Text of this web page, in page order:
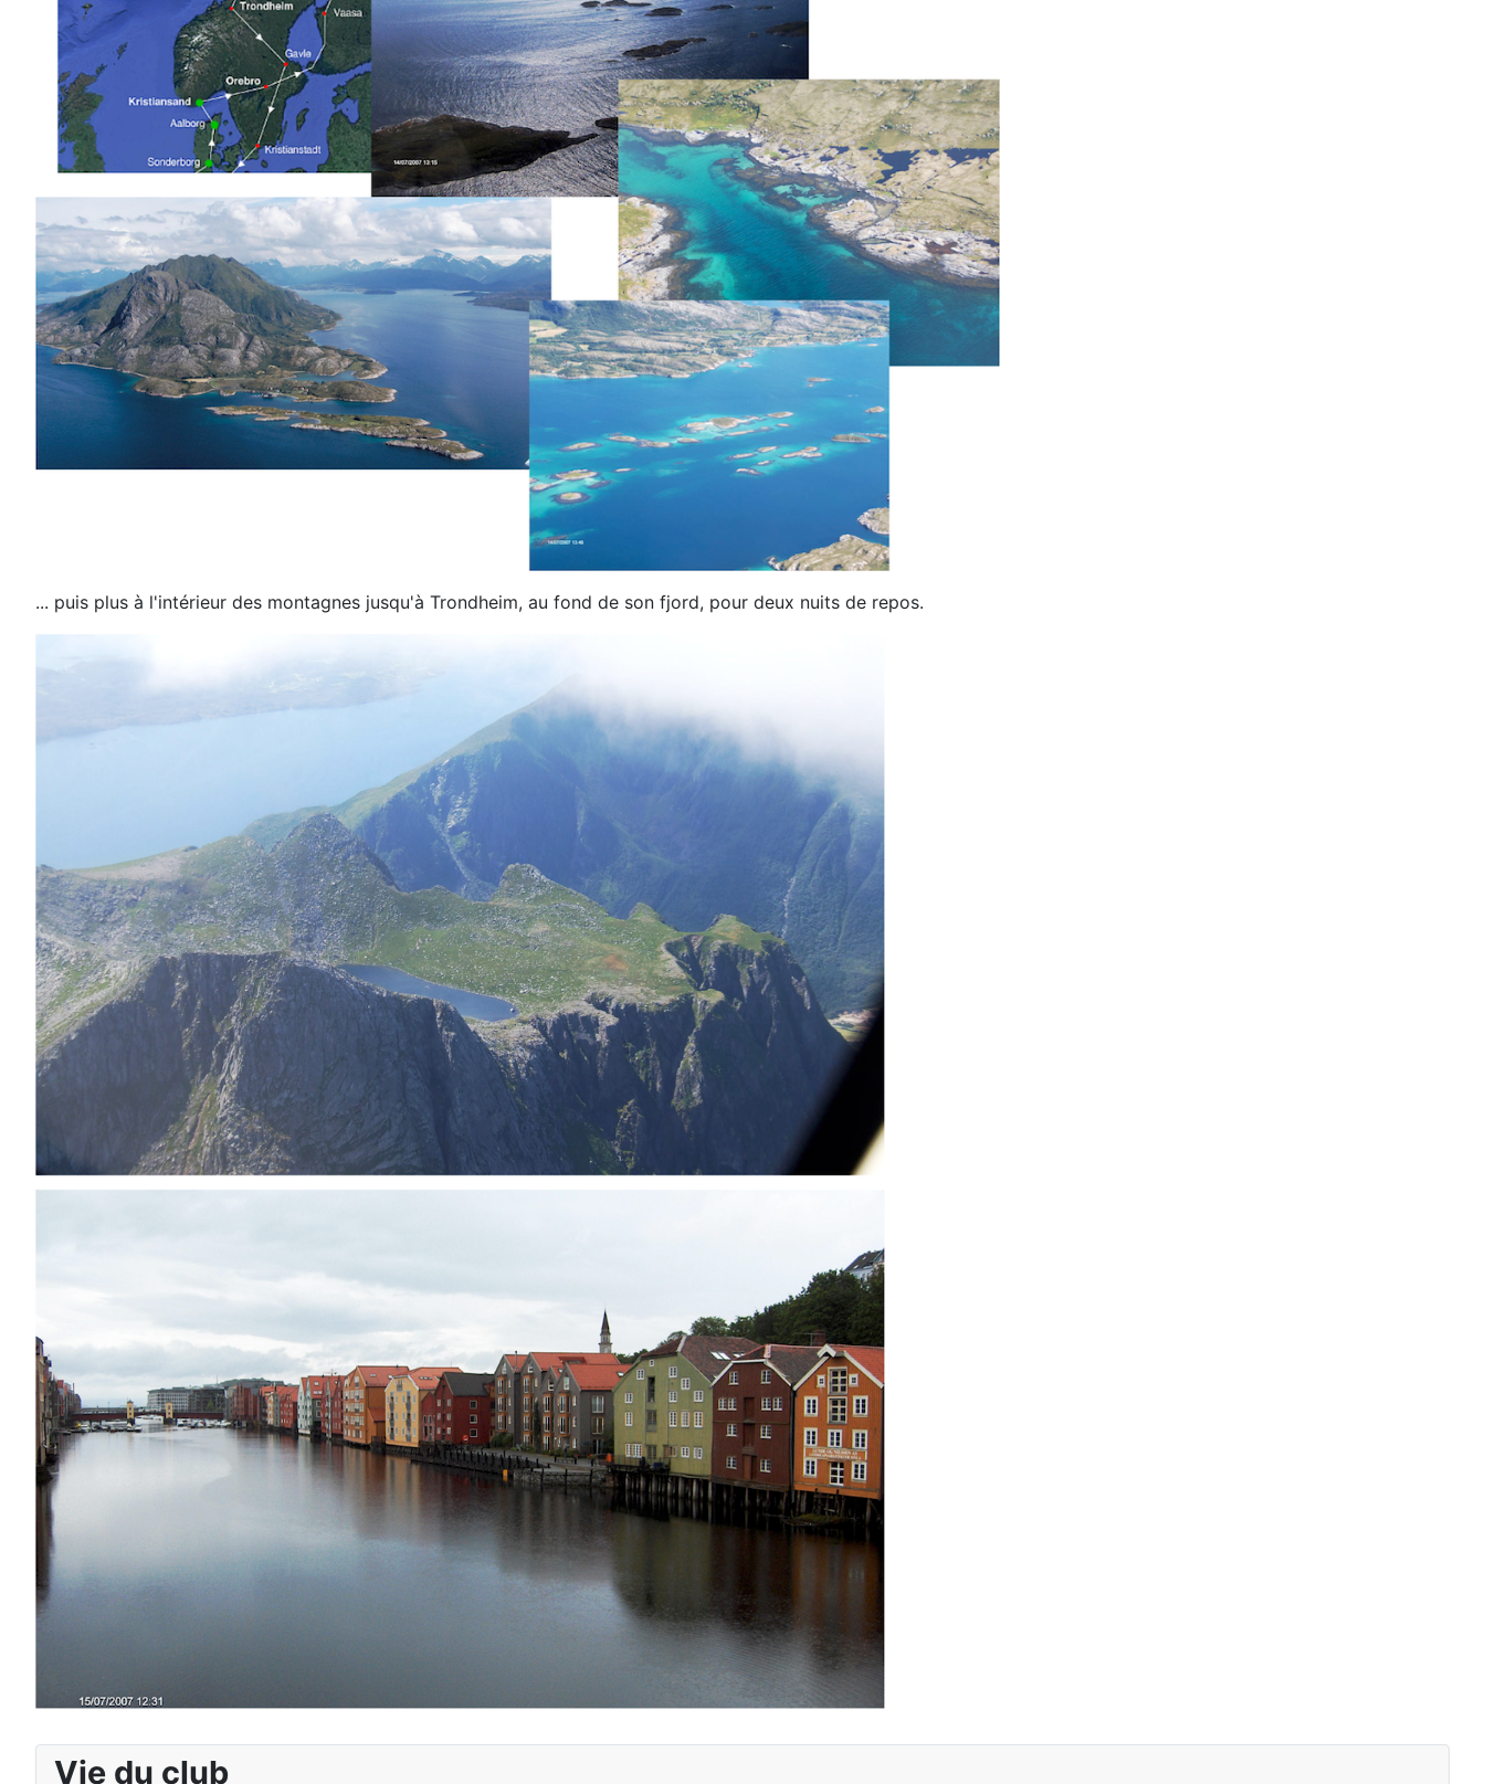
Vie du club
... puis plus à l'intérieur des montagnes jusqu'à Trondheim, au fond de son fjord, pour deux nuits de repos.